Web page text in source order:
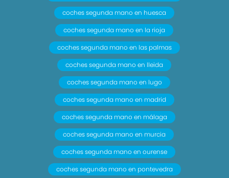
coches segunda mano en huesca
coches segunda mano en la rioja
coches segunda mano en las palmas
coches segunda mano en lleida
coches segunda mano en lugo
coches segunda mano en madrid
coches segunda mano en málaga
coches segunda mano en murcia
coches segunda mano en ourense
coches segunda mano en pontevedra